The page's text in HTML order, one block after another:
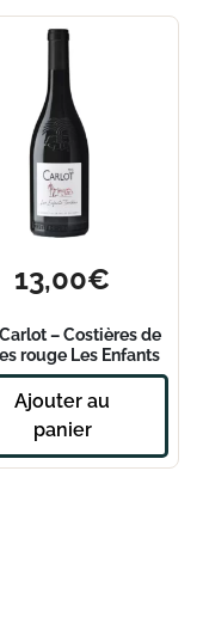
13,00€
– Costières de
rouge Les Enfants
Terribles 2021
Ajouter au
panier